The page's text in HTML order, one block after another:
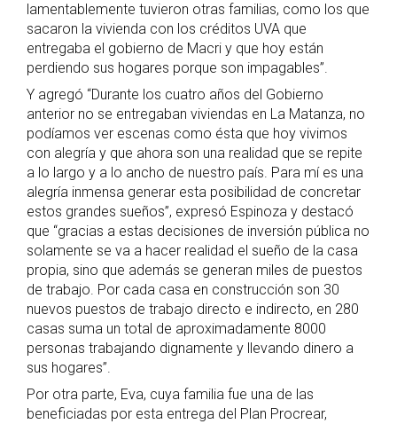
lamentablemente tuvieron otras familias, como los que
sacaron la vivienda con los créditos UVA que
entregaba el gobierno de Macri y que hoy están
perdiendo sus hogares porque son impagables”.
Y agregó “Durante los cuatro años del Gobierno
anterior no se entregaban viviendas en La Matanza, no
podíamos ver escenas como ésta que hoy vivimos
con alegría y que ahora son una realidad que se repite
a lo largo y a lo ancho de nuestro país. Para mí es una
alegría inmensa generar esta posibilidad de concretar
estos grandes sueños”, expresó Espinoza y destacó
que “gracias a estas decisiones de inversión pública no
solamente se va a hacer realidad el sueño de la casa
propia, sino que además se generan miles de puestos
de trabajo. Por cada casa en construcción son 30
nuevos puestos de trabajo directo e indirecto, en 280
casas suma un total de aproximadamente 8000
personas trabajando dignamente y llevando dinero a
sus hogares”.
Por otra parte, Eva, cuya familia fue una de las
beneficiadas por esta entrega del Plan Procrear,